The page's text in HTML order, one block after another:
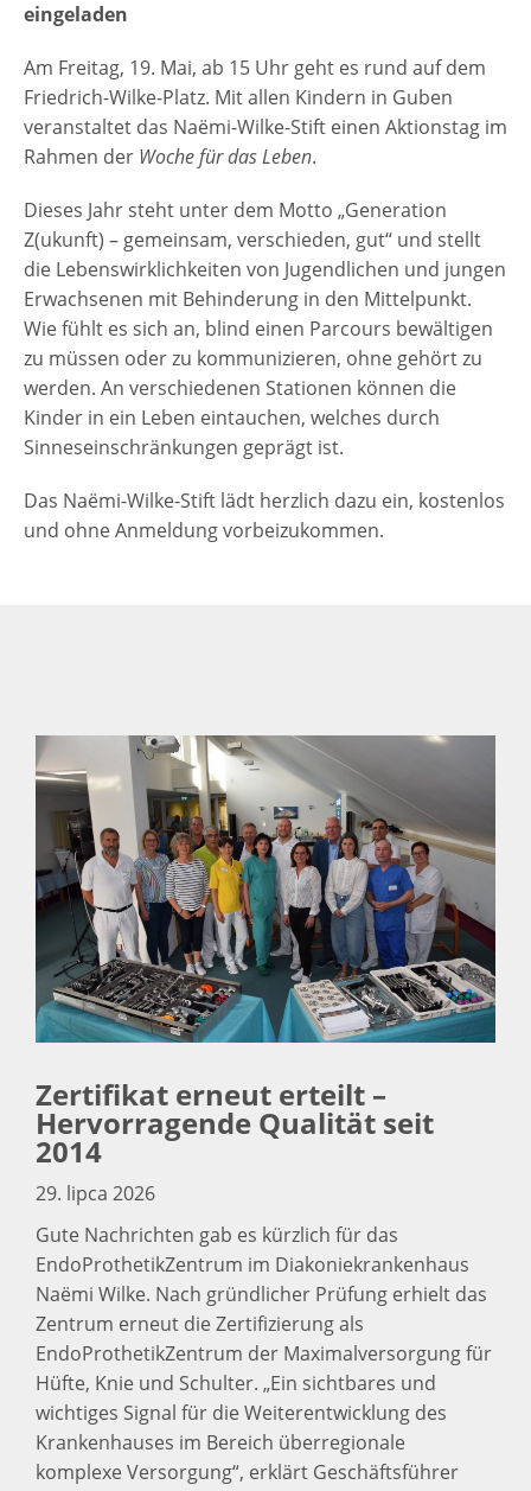
eingeladen
Am Freitag, 19. Mai, ab 15 Uhr geht es rund auf dem
Friedrich-Wilke-Platz. Mit allen Kindern in Guben
veranstaltet das Naëmi-Wilke-Stift einen Aktionstag im
Rahmen der Woche für das Leben.
Dieses Jahr steht unter dem Motto „Generation
Z(ukunft) – gemeinsam, verschieden, gut“ und stellt
die Lebenswirklichkeiten von Jugendlichen und jungen
Erwachsenen mit Behinderung in den Mittelpunkt.
Wie fühlt es sich an, blind einen Parcours bewältigen
zu müssen oder zu kommunizieren, ohne gehört zu
werden. An verschiedenen Stationen können die
Kinder in ein Leben eintauchen, welches durch
Sinneseinschränkungen geprägt ist.
Das Naëmi-Wilke-Stift lädt herzlich dazu ein, kostenlos
und ohne Anmeldung vorbeizukommen.
Zertifikat erneut erteilt –
Hervorragende Qualität seit
2014
29. lipca 2026
Gute Nachrichten gab es kürzlich für das
EndoProthetikZentrum im Diakoniekrankenhaus
Naëmi Wilke. Nach gründlicher Prüfung erhielt das
Zentrum erneut die Zertifizierung als
EndoProthetikZentrum der Maximalversorgung für
Hüfte, Knie und Schulter. „Ein sichtbares und
wichtiges Signal für die Weiterentwicklung des
Krankenhauses im Bereich überregionale
komplexe Versorgung“, erklärt Geschäftsführer